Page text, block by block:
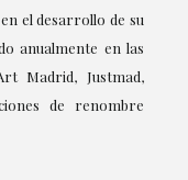
el desarrollo de su
anualmente en las
Madrid, Justmad,
de renombre